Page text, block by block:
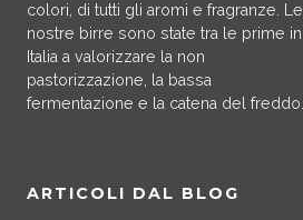
colori, di tutti gli aromi e fragranze. Le
nostre birre sono state tra le prime in
Italia a valorizzare la non
pastorizzazione, la bassa
fermentazione e la catena del freddo.
ARTICOLI DAL BLOG